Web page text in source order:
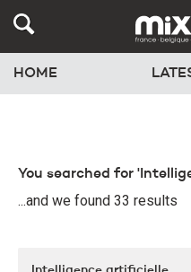
HOME
You searched for
...and we found 33 results